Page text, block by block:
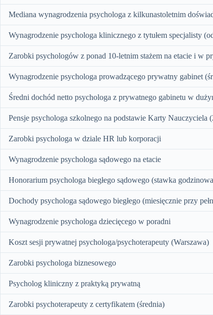
Mediana wynagrodzenia psychologa z kilkunastoletnim
Wynagrodzenie psychologa klinicznego z tytułem specjalisty
Zarobki psychologów z ponad 10-letnim stażem na etacie i w
Wynagrodzenie psychologa prowadzącego prywatny gabinet
Średni dochód netto psychologa z prywatnego gabinetu w
Pensje psychologa szkolnego na podstawie Karty Nauczyciela
Zarobki psychologa w dziale HR lub korporacji
Wynagrodzenie psychologa sądowego na etacie
Honorarium psychologa biegłego sądowego (stawka
Dochody psychologa sądowego biegłego (miesięcznie przy
Wynagrodzenie psychologa dziecięcego w poradni
Koszt sesji prywatnej psychologa/psychoterapeuty (Warszawa)
Zarobki psychologa biznesowego
Psycholog kliniczny z praktyką prywatną
Zarobki psychoterapeuty z certyfikatem (średnia)